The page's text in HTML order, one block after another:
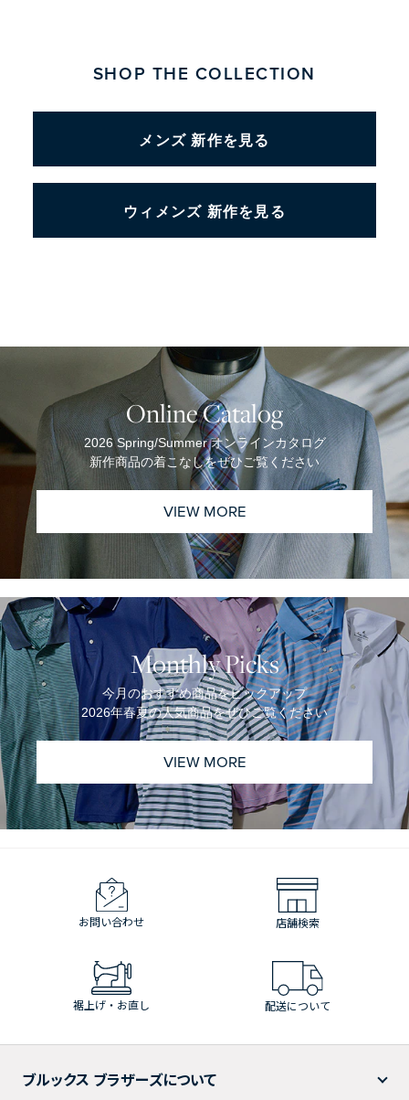
SHOP THE COLLECTION
メンズ 新作を見る
ウィメンズ 新作を見る
Online Catalog
2026 Spring/Summer オンラインカタログ
新作商品の着こなしをぜひご覧ください
VIEW MORE
Monthly Picks
今月のおすすめ商品をピックアップ
2026年春夏の人気商品をぜひご覧ください
VIEW MORE
お問い合わせ 店舗検索
裾上げ・お直し 配送について
ブルックス ブラザーズについて